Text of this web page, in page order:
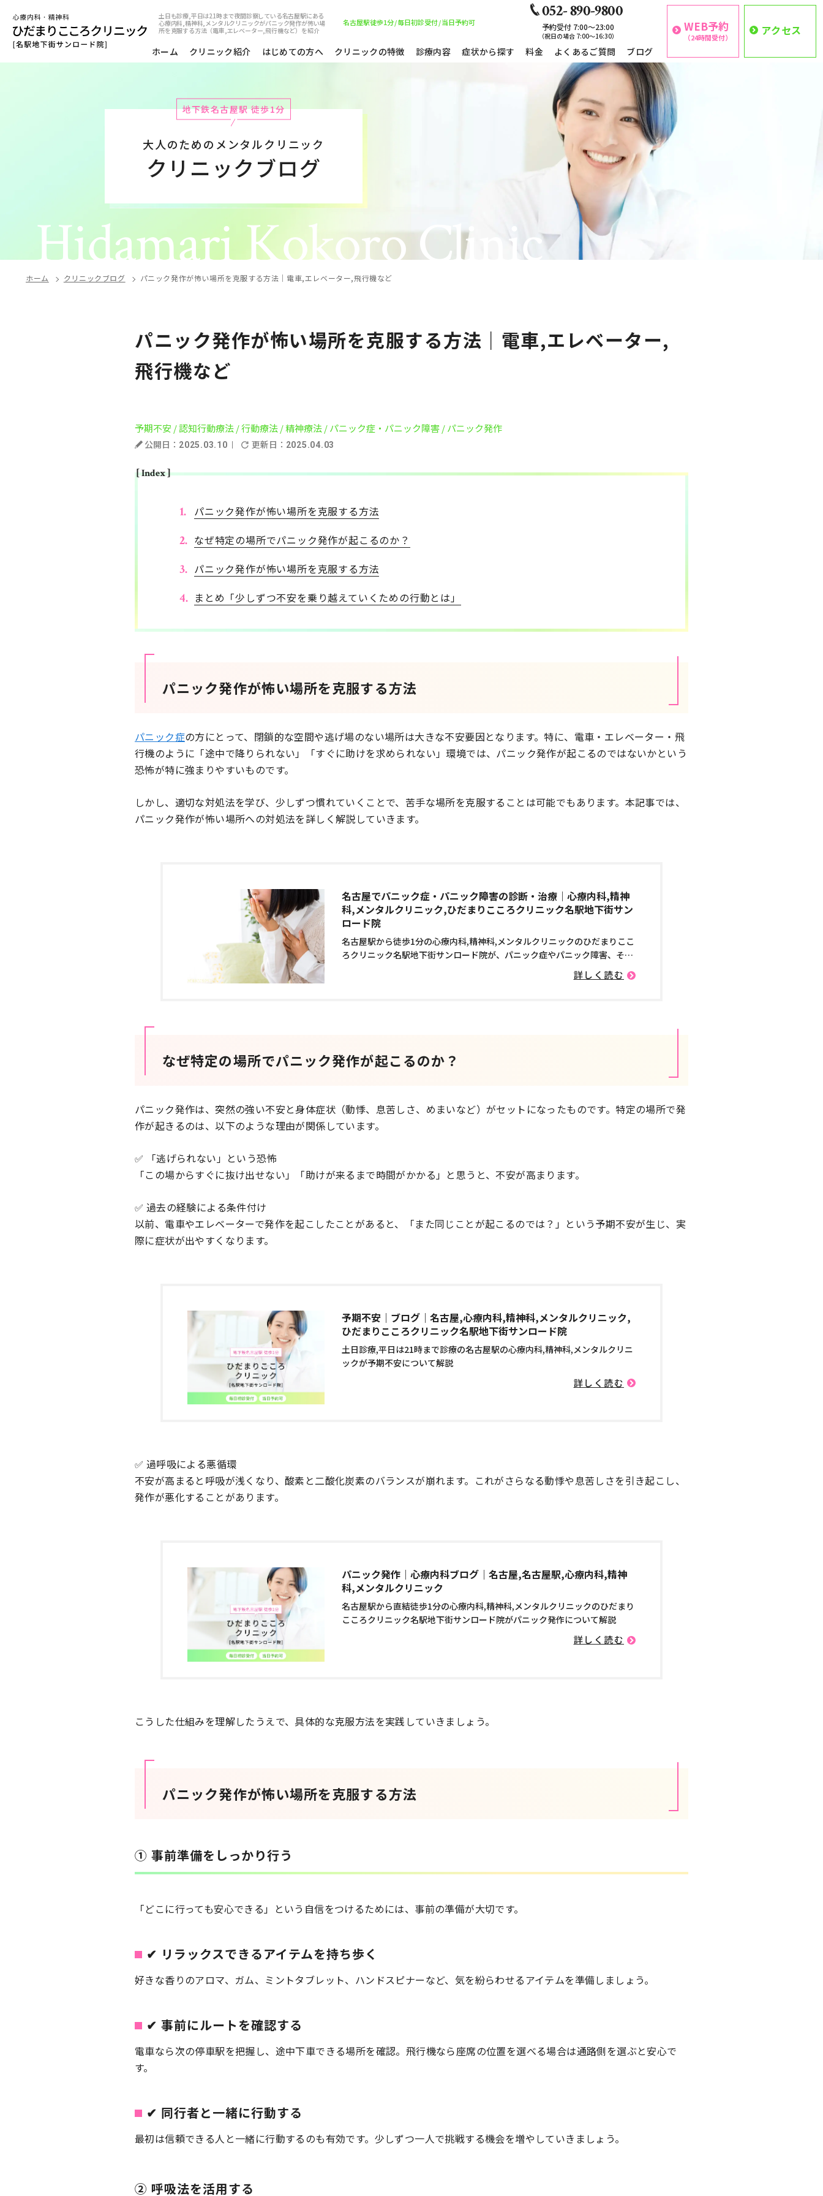
土日も診療,平日は21時まで夜間診察している名古屋駅にある
心療内科,精神科,メンタルクリニックがパニック発作が怖い場
所を克服する方法（電車,エレベーター,飛行機など）を紹介
名古屋駅徒歩1分/毎日初診受付/当日予約可
052- 890-9800
予約受付 7:00〜23:00
（祝日の場合 7:00〜16:30）
ホーム クリニック紹介 はじめての方へ クリニックの特徴 診療内容 症状から探す 料金 よくあるご質問 ブログ
WEB予約
（24時間受付） アクセス
地下鉄名古屋駅 徒歩1分
大人のためのメンタルクリニック
クリニックブログ
Hidamari Kokoro Clinic
ホーム クリニックブログ パニック発作が怖い場所を克服する方法｜電車,エレベーター,飛行機など
パニック発作が怖い場所を克服する方法｜電車,エレベーター,
飛行機など
予期不安/ 認知行動療法/ 行動療法/ 精神療法/ パニック症・パニック障害/ パニック発作
公開日： 2025.03.10 更新日： 2025.04.03
[ Index ]
パニック発作が怖い場所を克服する方法
なぜ特定の場所でパニック発作が起こるのか？
パニック発作が怖い場所を克服する方法
まとめ「少しずつ不安を乗り越えていくための行動とは」
パニック発作が怖い場所を克服する方法
パニック症の方にとって、閉鎖的な空間や逃げ場のない場所は大きな不安要因となります。特に、電車・エレベーター・飛
行機のように「途中で降りられない」「すぐに助けを求められない」環境では、パニック発作が起こるのではないかという
恐怖が特に強まりやすいものです。
しかし、適切な対処法を学び、少しずつ慣れていくことで、苦手な場所を克服することは可能でもあります。本記事では、
パニック発作が怖い場所への対処法を詳しく解説していきます。
名古屋でパニック症・パニック障害の診断・治療｜心療内科,精神
科,メンタルクリニック,ひだまりこころクリニック名駅地下街サン
ロード院
名古屋駅から徒歩1分の心療内科,精神科,メンタルクリニックのひだまりここ
ろクリニック名駅地下街サンロード院が、パニック症やパニック障害、そし
詳しく読む
なぜ特定の場所でパニック発作が起こるのか？
パニック発作は、突然の強い不安と身体症状（動悸、息苦しさ、めまいなど）がセットになったものです。特定の場所で発
作が起きるのは、以下のような理由が関係しています。
✅ 「逃げられない」という恐怖
「この場からすぐに抜け出せない」「助けが来るまで時間がかかる」と思うと、不安が高まります。
✅ 過去の経験による条件付け
以前、電車やエレベーターで発作を起こしたことがあると、「また同じことが起こるのでは？」という予期不安が生じ、実
際に症状が出やすくなります。
予期不安｜ブログ｜名古屋,心療内科,精神科,メンタルクリニック,
ひだまりこころクリニック名駅地下街サンロード院
土日診療,平日は21時まで診療の名古屋駅の心療内科,精神科,メンタルクリニ
ックが予期不安について解説
詳しく読む
✅ 過呼吸による悪循環
不安が高まると呼吸が浅くなり、酸素と二酸化炭素のバランスが崩れます。これがさらなる動悸や息苦しさを引き起こし、
発作が悪化することがあります。
パニック発作｜心療内科ブログ｜名古屋,名古屋駅,心療内科,精神
科,メンタルクリニック
名古屋駅から直結徒歩1分の心療内科,精神科,メンタルクリニックのひだまり
こころクリニック名駅地下街サンロード院がパニック発作について解説
詳しく読む
こうした仕組みを理解したうえで、具体的な克服方法を実践していきましょう。
パニック発作が怖い場所を克服する方法
① 事前準備をしっかり行う
「どこに行っても安心できる」という自信をつけるためには、事前の準備が大切です。
✔ リラックスできるアイテムを持ち歩く
好きな香りのアロマ、ガム、ミントタブレット、ハンドスピナーなど、気を紛らわせるアイテムを準備しましょう。
✔ 事前にルートを確認する
電車なら次の停車駅を把握し、途中下車できる場所を確認。飛行機なら座席の位置を選べる場合は通路側を選ぶと安心で
す。
✔ 同行者と一緒に行動する
最初は信頼できる人と一緒に行動するのも有効です。少しずつ一人で挑戦する機会を増やしていきましょう。
② 呼吸法を活用する